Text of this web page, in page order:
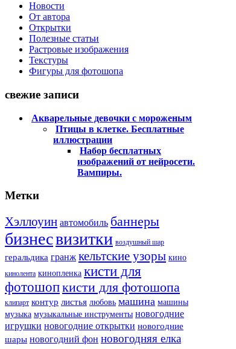
Новости
От автора
Открытки
Полезные статьи
Растровые изображения
Текстуры
Фигуры для фотошопа
свежие записи
Акварельные девочки с мороженым
Птицы в клетке. Бесплатные
иллюстрации
Набор бесплатных
изображений от нейросети.
Вампиры.
Метки
Хэллоуин автомобиль баннеры
бизнесвизитки воздушный шар
геральдика гранж кельтские узоры кино
кинолента кинопленка кисти для
фотошопкисти для фотошопа
клипарт контур листья любовь машина машины
музыка музыкальные инструменты новогодние
игрушки новогодние открытки новогодние
шары новогодний фон новогодняя елка